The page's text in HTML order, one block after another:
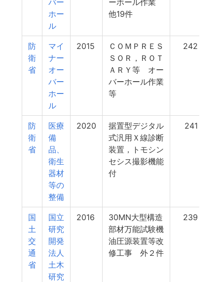
バー
ホー
ル
ーホール作業
他19件
防
衛
省
マイ
ナー
オー
バー
ホー
ル
2015
ＣＯＭＰＲＥＳ
ＳＯＲ，ＲＯＴ
ＡＲＹ等 オー
バーホール作業
等
242
防
衛
省
医療
備
品、
衛生
器材
等の
整備
2020
据置型デジタル
式汎用Ｘ線診断
装置，トモシン
セシス撮影機能
付
241
国
土
交
通
省
国立
研究
開発
法人
土木
研究
2016
30MN大型構造
部材万能試験機
油圧源装置等改
修工事 外２件
239